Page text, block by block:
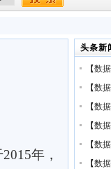
年，
头条新
【数
【数
【数
【数
【数
【数